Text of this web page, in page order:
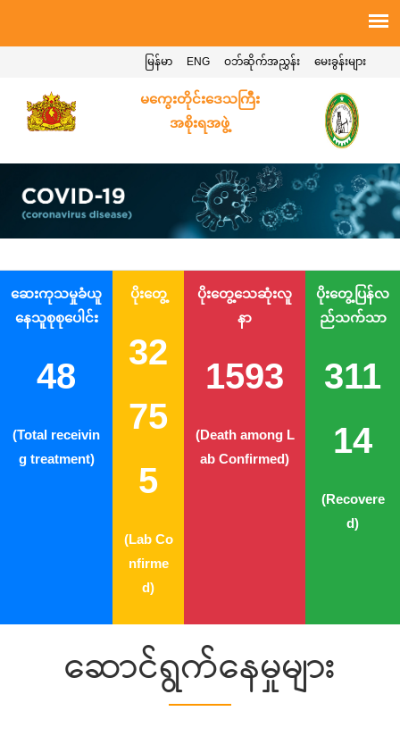
မေးခွန်းများ
ဝဘ်ဆိုက်အညွှန်း
ENG
မြန်မာ
မကွေးတိုင်းဒေသကြီး
အစိုးရအဖွဲ့
ဆေးကုသမှုခံယူ
နေသူစုစုပေါင်း
48
(Total receivin
g treatment)
ပိုးတွေ့
32
75
5
(Lab Co
nfirme
d)
ပိုးတွေ့သေဆုံးလူ
နာ
1593
(Death among L
ab Confirmed)
ပိုးတွေ့ပြန်လ
ည်သက်သာ
311
14
(Recovere
d)
ဆောင်ရွက်နေမှုများ